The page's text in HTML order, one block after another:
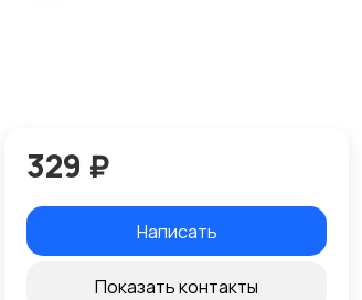
329 ₽
Написать
Показать контакты